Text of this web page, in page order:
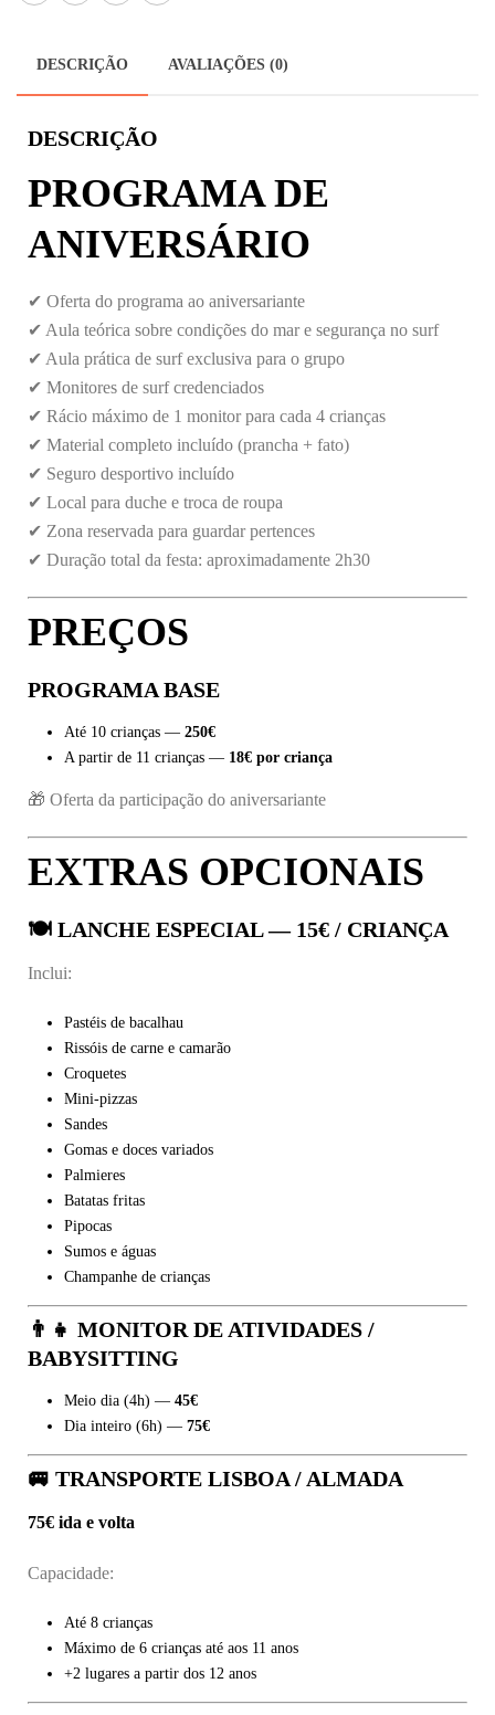
DESCRIÇÃO AVALIAÇÕES (0)
DESCRIÇÃO
PROGRAMA DE
ANIVERSÁRIO
✔ Oferta do programa ao aniversariante
✔ Aula teórica sobre condições do mar e segurança no surf
✔ Aula prática de surf exclusiva para o grupo
✔ Monitores de surf credenciados
✔ Rácio máximo de 1 monitor para cada 4 crianças
✔ Material completo incluído (prancha + fato)
✔ Seguro desportivo incluído
✔ Local para duche e troca de roupa
✔ Zona reservada para guardar pertences
✔ Duração total da festa: aproximadamente 2h30
PREÇOS
PROGRAMA BASE
Até 10 crianças — 250€
A partir de 11 crianças — 18€ por criança
🎁 Oferta da participação do aniversariante
EXTRAS OPCIONAIS
🍽 LANCHE ESPECIAL — 15€ / CRIANÇA
Inclui:
Pastéis de bacalhau
Rissóis de carne e camarão
Croquetes
Mini-pizzas
Sandes
Gomas e doces variados
Palmieres
Batatas fritas
Pipocas
Sumos e águas
Champanhe de crianças
👨‍👧 MONITOR DE ATIVIDADES /
BABYSITTING
Meio dia (4h) — 45€
Dia inteiro (6h) — 75€
🚐 TRANSPORTE LISBOA / ALMADA
75€ ida e volta
Capacidade:
Até 8 crianças
Máximo de 6 crianças até aos 11 anos
+2 lugares a partir dos 12 anos